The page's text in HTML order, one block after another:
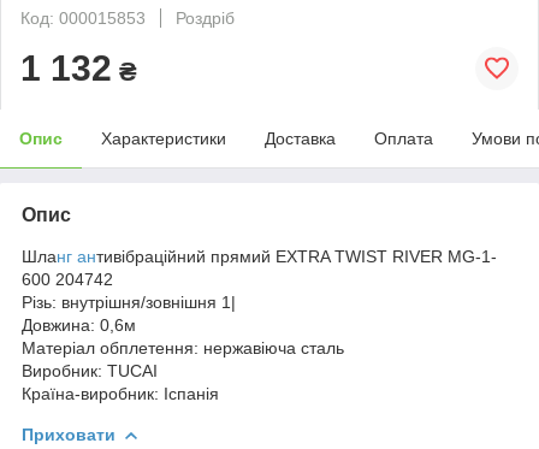
Код: 000015853
Роздріб
1 132 ₴
Опис Характеристики Доставка Оплата Умови
Опис
Шланг антивібраційний прямий EXTRA TWIST RIVER MG-1-
600 204742
Різь: внутрішня/зовнішня 1|
Довжина: 0,6м
Матеріал обплетення: нержавіюча сталь
Виробник: TUCAI
Країна-виробник: Іспанія
Приховати